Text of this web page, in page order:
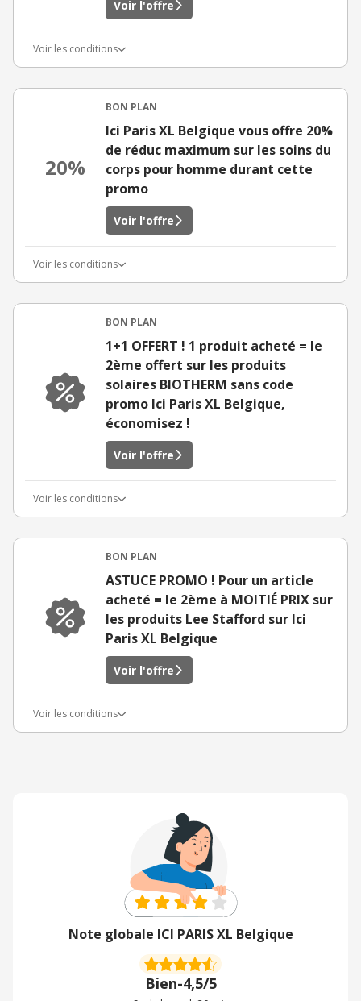
Voir l'offre
Voir les conditions
20%
BON PLAN
Ici Paris XL Belgique vous offre 20%
de réduc maximum sur les soins du
corps pour homme durant cette
promo
Voir l'offre
Voir les conditions
BON PLAN
1+1 OFFERT ! 1 produit acheté = le
2ème offert sur les produits
solaires BIOTHERM sans code
promo Ici Paris XL Belgique,
économisez !
Voir l'offre
Voir les conditions
BON PLAN
ASTUCE PROMO ! Pour un article
acheté = le 2ème à MOITIÉ PRIX sur
les produits Lee Stafford sur Ici
Paris XL Belgique
Voir l'offre
Voir les conditions
Note globale ICI PARIS XL Belgique
Bien-4,5/5